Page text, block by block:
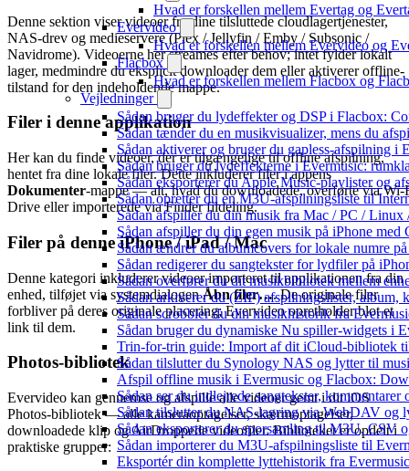
Hvad er forskellen mellem Evertag og
Evervideo
Hvad er forskellen mellem Evervideo og
Flacbox
Hvad er forskellen mellem Flacbox og
Vejledninger
Sådan bruger du lydeffekter og DSP i Flacbox:
Sådan tænder du en musikvisualizer, mens du
Sådan aktiverer og bruger du gapless-afspilning i
Sådan bruger du lydeffekterne i Evermusic:
Sådan eksporterer du Apple Music-playlister og
Sådan opretter du en M3U-afspilningsliste til
Sådan afspiller du din musik fra Mac / PC /
Sådan afspiller du din egen musik på iPhone med
Sådan ændrer du albumcovers for lokale numre
Sådan redigerer du sangtekster for lydfiler på
Sådan overfører du dit musikbibliotek mellem
Sådan arkiverer du (ZIP) afspilningslister, album,
Sådan scrobbler du din musikhistorik fra
Sådan bruger du dynamiske Nu spiller-widgets i
Trin-for-trin guide: Import af dit iCloud-bibliotek
Sådan tilslutter du Synology NAS og lytter til
Afspil offline musik i Evermusic og Flacbox:
Sådan ser du indlejrede sangtekster,
Sådan tilslutter du NAS-lagring via WebDAV og
Sådan eksporterer du sporsamling til M3U, CSV
Sådan importerer du M3U-afspilningsliste til
Eksportér din komplette lyttehistorik fra
Denne sektion viser videoer fra dine tilsluttede cloudlagertjenester,
NAS-drev og medieservere (Plex / Jellyfin / Emby / Subsonic /
Navidrome). Videoerne her streames efter behov; intet fylder lokalt
lager, medmindre du eksplicit downloader dem eller aktiverer offline-
tilstand for den indeholdende mappe.
Filer i denne applikation
Her kan du finde videoer, der er tilgængelige til offline afspilning,
hentet fra dine lokale filer. Dette inkluderer filer i appens
Dokumenter-mappe — alt, hvad du downloadede, overførte via Wi-
Drive eller importerede via Finder fildeling.
Filer på denne iPhone / iPad / Mac
Denne kategori inkluderer videoer importeret til applikationen fra din
enhed, tilføjet via systemdialogenÅbn filer…. De originale filer
forbliver på deres originale placering; Evervideo opretholder blot et
link til dem.
Photos-bibliotek
Evervideo kan gennemse og afspille alle videoer gemt i dit iOS
Photos-bibliotek — alle kameraoptagelser, skærmoptagelser,
downloadede klip og AirDroppede videofiler. Biblioteket er opdelt i
praktiske grupper: